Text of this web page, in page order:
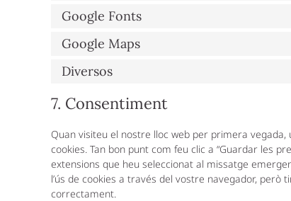
Google Fonts
Google Maps
Diversos
7. Consentiment
Quan visiteu el nostre lloc web per primera
cookies. Tan bon punt com feu clic a “Guardar les
extensions que heu seleccionat al missatge
l’ús de cookies a través del vostre navegador,
correctament.